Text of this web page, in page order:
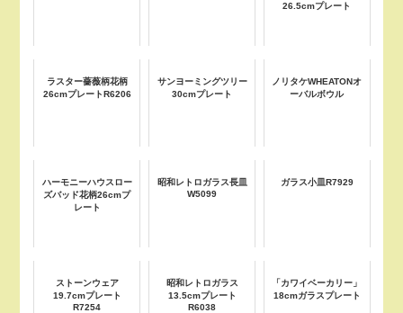
26.5cmプレート
ラスター薔薇柄花柄
26cmプレートR6206
サンヨーミングツリー
30cmプレート
ノリタケWHEATONオ
ーバルボウル
ハーモニーハウスロー
ズバッド花柄26cmプ
レート
昭和レトロガラス長皿
W5099
ガラス小皿R7929
ストーンウェア
19.7cmプレート
R7254
昭和レトロガラス
13.5cmプレート
R6038
「カワイベーカリー」
18cmガラスプレート